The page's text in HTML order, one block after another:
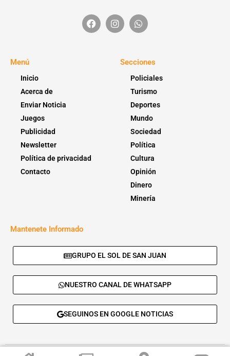
Menú
Inicio
Acerca de
Enviar Noticia
Juegos
Publicidad
Newsletter
Política de privacidad
Contacto
Secciones
Policiales
Turismo
Deportes
Mundo
Sociedad
Política
Cultura
Opinión
Dinero
Minería
Mantenete Informado
GRUPO EL SOL DE SAN JUAN
NUESTRO CANAL DE WHATSAPP
SEGUINOS EN GOOGLE NOTICIAS